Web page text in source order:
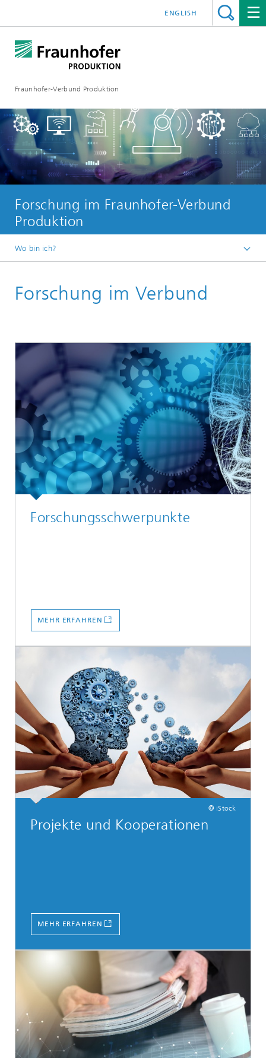
Fraunhofer-Verbund Produktion
ENGLISH
Forschung im Fraunhofer-Verbund
Produktion
Wo bin ich?
Forschung im Verbund
Forschungsschwerpunkte
MEHR ERFAHREN
© iStock
Projekte und Kooperationen
MEHR ERFAHREN